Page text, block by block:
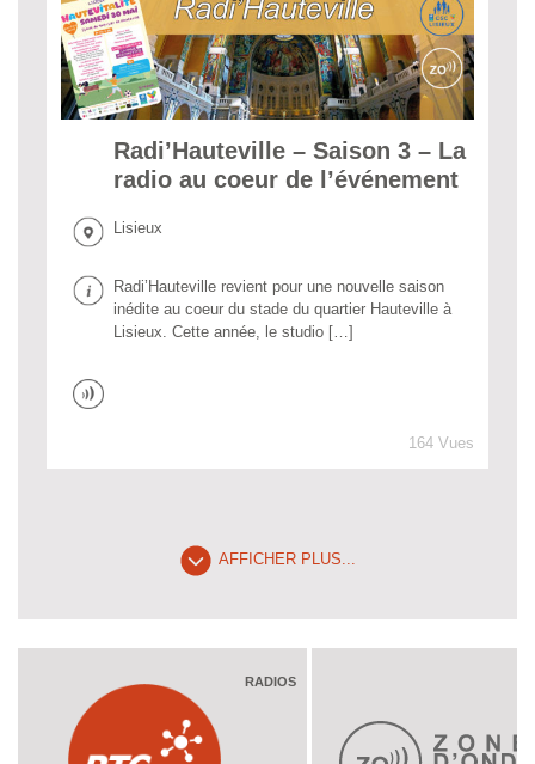
Radi’Hauteville – Saison 3 – La
radio au coeur de l’événement
Lisieux
Radi’Hauteville revient pour une nouvelle saison
inédite au coeur du stade du quartier Hauteville à
Lisieux. Cette année, le studio […]
164 Vues
AFFICHER PLUS...
RADIOS